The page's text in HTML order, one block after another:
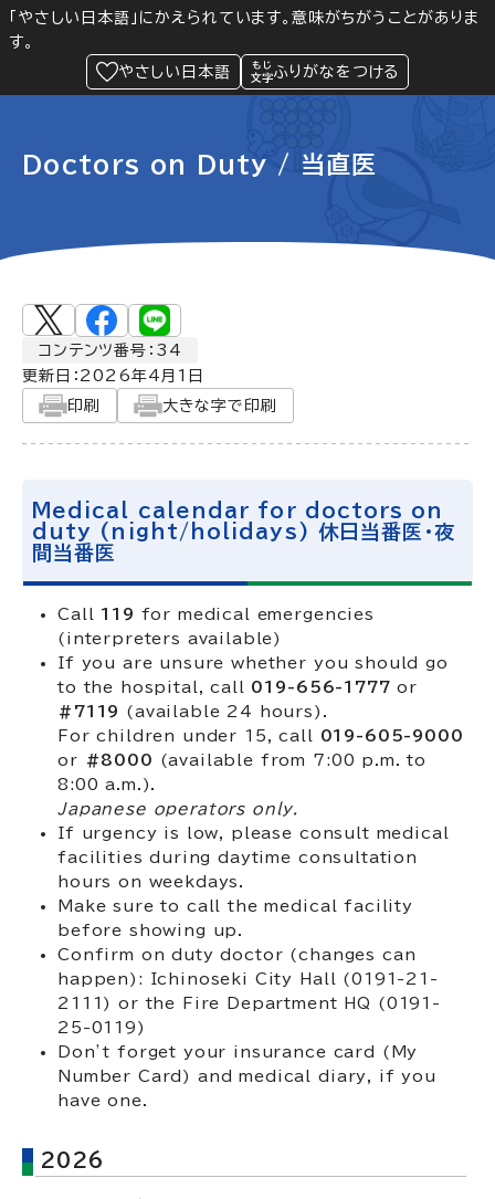
「やさしい日本語」にかえられています。意味がちがうことがありま
す。
やさしい日本語
ふりがなをつける
Language 閲覧支援
緊急情報
Doctors on Duty / 当直医
コンテンツ番号：34
更新日： 2026年4月1日
印刷
大きな字で印刷
Medical calendar for doctors on
duty (night/holidays) 休日当番医・夜
間当番医
Call 119 for medical emergencies
(interpreters available)
If you are unsure whether you should go
to the hospital, call 019-656-1777 or
#7119
(available 24 hours).
For children under 15, call
019-605-9000
or
#8000
(available from 7:00 p.m. to
8:00 a.m.).
Japanese operators only.
If urgency is low, please consult medical
facilities during daytime consultation
hours on weekdays.
Make sure to call the medical facility
before showing up.
Confirm on duty doctor (changes can
happen): Ichinoseki City Hall (0191-21-
2111) or the Fire Department HQ (0191-
25-0119)
Don’t forget your insurance card (My
Number Card) and medical diary, if you
have one.
2026